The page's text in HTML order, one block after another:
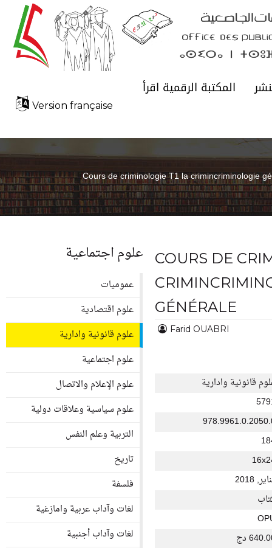
المكتبة الرقمية اقرأ
Version française
Cours de criminologie T1 la crimincriminologie
COURS DE
GÉNÉRALE
Farid OUABRI
قانونية وادارية
2018
دج
علوم اجتماعية
عموميات
علوم اقتصادية
علوم قانونية وادارية
علوم اجتماعية
علوم الإعلام والاتصال
علوم سياسية وعلاقات دولية
التربية وعلم النفس
تاريخ
فلسفة
لغات وآداب عربية وامازغية
لغات وآداب أجنبية